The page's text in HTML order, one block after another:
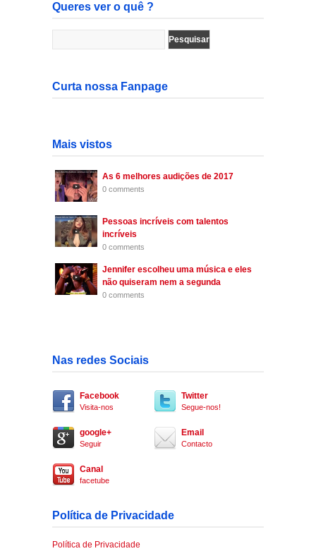
Queres ver o quê ?
Curta nossa Fanpage
Mais vistos
As 6 melhores audições de 2017
0 comments
Pessoas incríveis com talentos
incríveis
0 comments
Jennifer escolheu uma música e eles
não quiseram nem a segunda
0 comments
Nas redes Sociais
Facebook
Visita-nos
Twitter
Segue-nos!
google+
Seguir
Email
Contacto
Canal
facetube
Política de Privacidade
Política de Privacidade